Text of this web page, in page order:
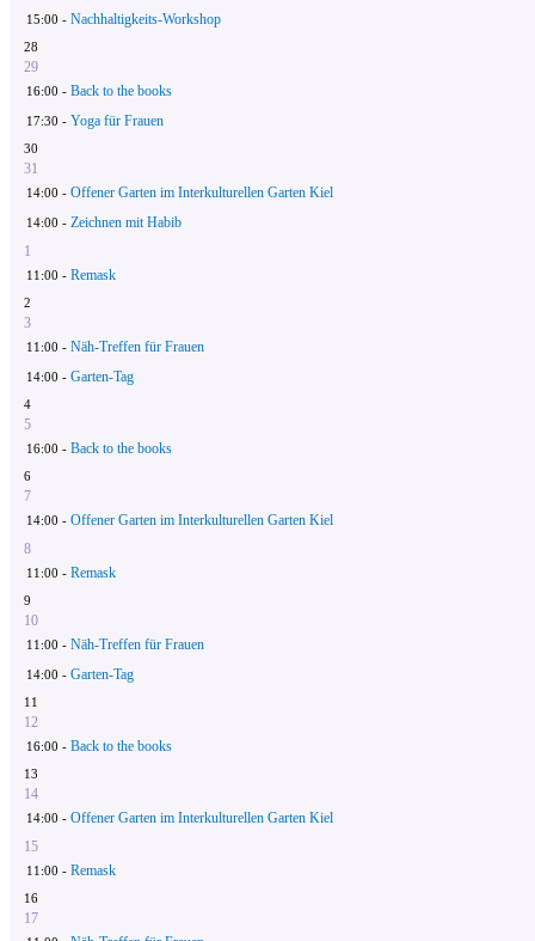
15:00 - Nachhaltigkeits-Workshop
28
29
16:00 - Back to the books
17:30 - Yoga für Frauen
30
31
14:00 - Offener Garten im Interkulturellen Garten Kiel
14:00 - Zeichnen mit Habib
1
11:00 - Remask
2
3
11:00 - Näh-Treffen für Frauen
14:00 - Garten-Tag
4
5
16:00 - Back to the books
6
7
14:00 - Offener Garten im Interkulturellen Garten Kiel
8
11:00 - Remask
9
10
11:00 - Näh-Treffen für Frauen
14:00 - Garten-Tag
11
12
16:00 - Back to the books
13
14
14:00 - Offener Garten im Interkulturellen Garten Kiel
15
11:00 - Remask
16
17